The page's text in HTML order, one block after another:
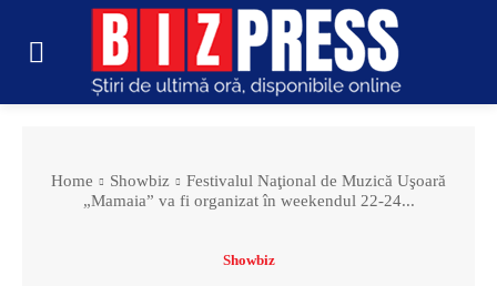
Home Showbiz
Festivalul Naţional de Muzică Uşoară
„Mamaia” va fi organizat în weekendul 22-24...
Showbiz